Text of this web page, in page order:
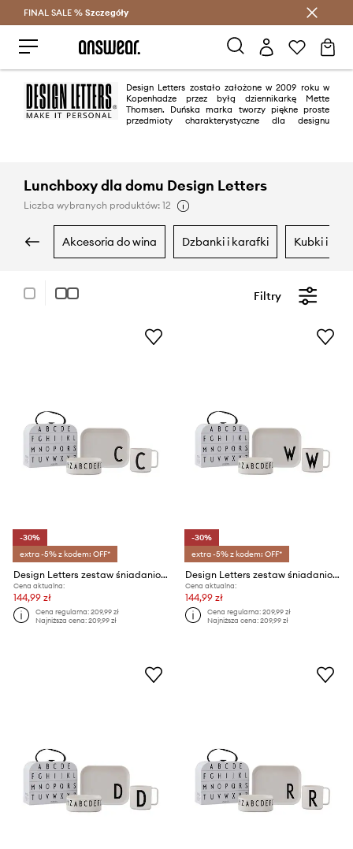
Oszczędzaj z Answear Club >
FINAL SALE % Szczegóły
Design Letters zostało założone w 2009 roku w
Kopenhadze przez byłą dziennikarkę Mette
Thomsen. Duńska marka tworzy piękne proste
przedmioty charakterystyczne dla designu
Lunchboxy dla domu Design Letters
Liczba wybranych produktów: 12
akcesoria do wina dzbanki i karafki kubki i
Filtry
-30%
extra -5% z kodem: OFF*
Design Letters zestaw śniadaniowy dla dzieci Classics in a suitcase 4-pack
Cena aktualna:
144,99 zł
Cena regularna:209,99 zł
Najniższa cena:209,99 zł
-30%
extra -5% z kodem: OFF*
Design Letters zestaw śniadaniowy dla dzieci Classics in a suitcase W 4-pack
Cena aktualna:
144,99 zł
Cena regularna:209,99 zł
Najniższa cena:209,99 zł